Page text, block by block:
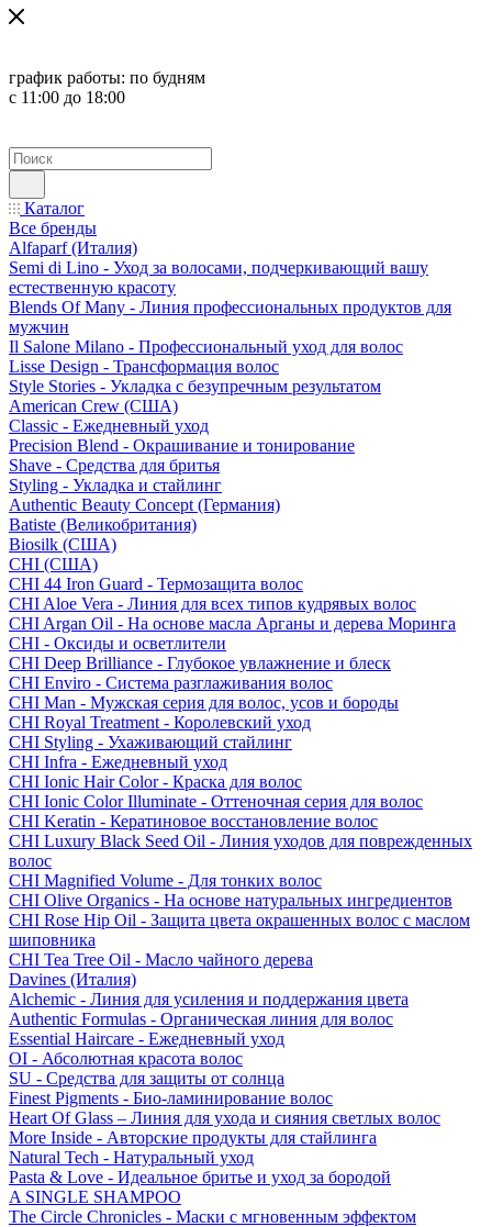
график работы: по будням
с 11:00 до 18:00
Каталог
Все бренды
Alfaparf (Италия)
Semi di Lino - Уход за волосами, подчеркивающий вашу
естественную красоту
Blends Of Many - Линия профессиональных продуктов для
мужчин
Il Salone Milano - Профессиональный уход для волос
Lisse Design - Трансформация волос
Style Stories - Укладка с безупречным результатом
American Crew (США)
Classic - Ежедневный уход
Precision Blend - Окрашивание и тонирование
Shave - Средства для бритья
Styling - Укладка и стайлинг
Authentic Beauty Concept (Германия)
Batiste (Великобритания)
Biosilk (США)
CHI (США)
CHI 44 Iron Guard - Термозащита волос
CHI Aloe Vera - Линия для всех типов кудрявых волос
CHI Argan Oil - На основе масла Арганы и дерева Моринга
CHI - Оксиды и осветлители
CHI Deep Brilliance - Глубокое увлажнение и блеск
CHI Enviro - Система разглаживания волос
CHI Man - Мужская серия для волос, усов и бороды
CHI Royal Treatment - Королевский уход
CHI Styling - Ухаживающий стайлинг
CHI Infra - Ежедневный уход
CHI Ionic Hair Color - Краска для волос
CHI Ionic Color Illuminate - Оттеночная серия для волос
CHI Keratin - Кератиновое восстановление волос
CHI Luxury Black Seed Oil - Линия уходов для поврежденных
волос
CHI Magnified Volume - Для тонких волос
CHI Olive Organics - На основе натуральных ингредиентов
CHI Rose Hip Oil - Защита цвета окрашенных волос с маслом
шиповника
CHI Tea Tree Oil - Масло чайного дерева
Davines (Италия)
Alchemic - Линия для усиления и поддержания цвета
Authentic Formulas - Органическая линия для волос
Essential Haircare - Eжедневный уход
OI - Абсолютная красота волос
SU - Средства для защиты от солнца
Finest Pigments - Био-ламинирование волос
Heart Of Glass – Линия для ухода и сияния светлых волос
More Inside - Авторские продукты для стайлинга
Natural Tech - Натуральный уход
Pasta & Love - Идеальное бритье и уход за бородой
A SINGLE SHAMPOO
The Circle Chronicles - Маски с мгновенным эффектом